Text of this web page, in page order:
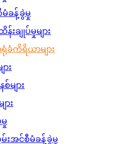
မံခန့်ခွဲမှု
းချုပ်မှုများ
ခံကိရိယာများ
း
ျား
ား
မှု
းအင်စီမံခန့်ခွဲမှု